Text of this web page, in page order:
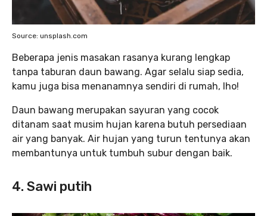
Source: unsplash.com
Beberapa jenis masakan rasanya kurang lengkap
tanpa taburan daun bawang. Agar selalu siap sedia,
kamu juga bisa menanamnya sendiri di rumah, lho!
Daun bawang merupakan sayuran yang cocok
ditanam saat musim hujan karena butuh persediaan
air yang banyak. Air hujan yang turun tentunya akan
membantunya untuk tumbuh subur dengan baik.
4. Sawi putih